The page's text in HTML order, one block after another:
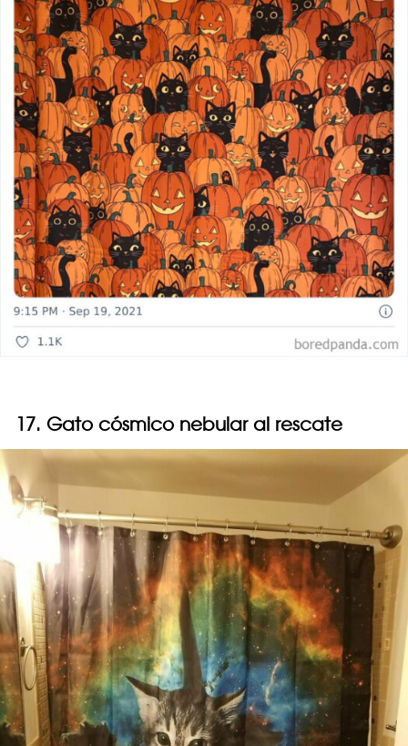
17. Gato cósmico nebular al rescate